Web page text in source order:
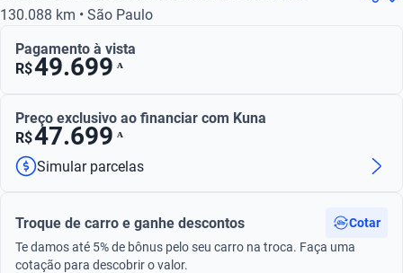
130.088 km • São Paulo
Pagamento à vista
R$49.699 ᴬ
Preço exclusivo ao financiar com Kuna
R$47.699 ᴬ
Simular parcelas
Troque de carro e ganhe descontos
Cotar
Te damos até 5% de bônus pelo seu carro na troca. Faça uma
cotação para descobrir o valor.